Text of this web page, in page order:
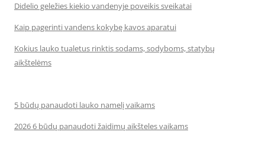
Didelio geležies kiekio vandenyje poveikis sveikatai
Kaip pagerinti vandens kokybę kavos aparatui
Kokius lauko tualetus rinktis sodams, sodyboms, statybų
aikštelėms
5 būdų panaudoti lauko namelį vaikams
2026 6 būdų panaudoti žaidimų aikšteles vaikams